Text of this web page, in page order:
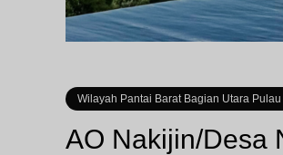
Wilayah Pantai Barat Bagian Utara
AO Nakijin/Desa